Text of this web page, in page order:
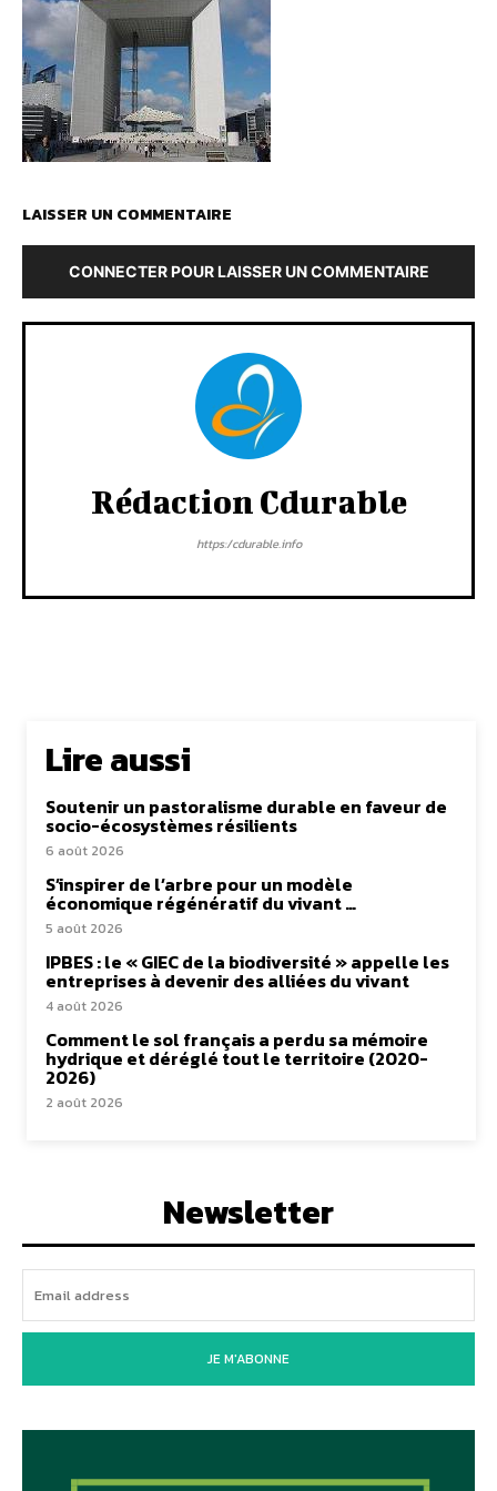
LAISSER UN COMMENTAIRE
CONNECTER POUR LAISSER UN COMMENTAIRE
Rédaction Cdurable
https:/cdurable.info
Lire aussi
Soutenir un pastoralisme durable en faveur de
socio-écosystèmes résilients
6 août 2026
S’inspirer de l’arbre pour un modèle
économique régénératif du vivant …
5 août 2026
IPBES : le « GIEC de la biodiversité » appelle les
entreprises à devenir des alliées du vivant
4 août 2026
Comment le sol français a perdu sa mémoire
hydrique et déréglé tout le territoire (2020-
2026)
2 août 2026
Newsletter
JE M'ABONNE